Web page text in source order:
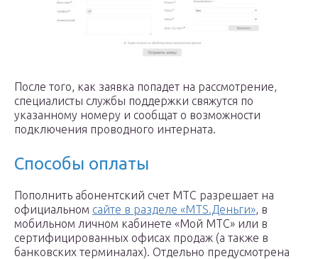
После того, как заявка попадет на рассмотрение,
специалисты службы поддержки свяжутся по
указанному номеру и сообщат о возможности
подключения проводного интерната.
Способы оплаты
Пополнить абонентский счет МТС разрешает на
официальном сайте в разделе «MTS.Деньги», в
мобильном личном кабинете «Мой МТС» или в
сертифицированных офисах продаж (а также в
банковских терминалах). Отдельно предусмотрена